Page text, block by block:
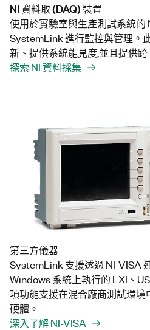
NI 資料取 (DAQ) 裝置
使用於實驗室與生產測試系統的
SystemLink 進行監控與管理。
新、提供系統能見度,並且提供
探索 NI 資料採集
第三方儀器
SystemLink 支援透過 NI-VISA
Windows 系統上執行的 LXI、
項功能支援在混合廠商測試環
硬體。
深入了解 NI-VISA